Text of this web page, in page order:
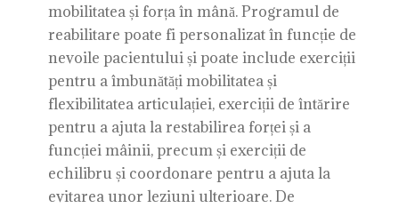
mobilitatea și forța în mână. Programul de
reabilitare poate fi personalizat în funcție de
nevoile pacientului și poate include exerciții
pentru a îmbunătăți mobilitatea și
flexibilitatea articulației, exerciții de întărire
pentru a ajuta la restabilirea forței și a
funcției mâinii, precum și exerciții de
echilibru și coordonare pentru a ajuta la
evitarea unor leziuni ulterioare. De